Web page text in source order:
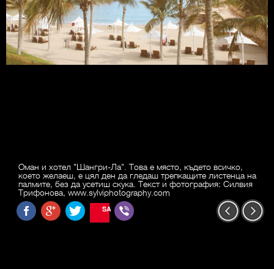
Оман и хотел "Шангри-Ла". Това е място, където всичко,
което желаеш, е цял ден да гледаш трепкащите листенца на
палмите, без да усетиш скука. Текст и фотография: Силвия
Трифонова, www.sylviphotography.com
SAVE